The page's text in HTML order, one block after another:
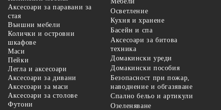
Аксесоари за паравани за
стая
Външни мебели
Колички и островни
шкафове
Маси
Пейки
Легла и аксесоари
Аксесоари за дивани
Аксесоари за маси
Аксесоари за столове
Футони
Осветление
Кухня и хранене
Басейн и спа
Аксесоари за битова
техника
Домакински уреди
Домакински пособия
Безопасност при пожар,
наводнение и обгазяване
Спално бельо и артикули
Озеленяване